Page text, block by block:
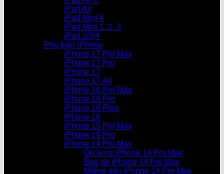
iPad Air
iPad Mini 4
iPad Mini 1, 2, 3
iPad 2/3/4
Phụ kiện iPhone
iPhone 17 Pro Max
iPhone 17 Pro
iPhone 17
iPhone 17 Air
iPhone 16 Pro Max
iPhone 16 Pro
iPhone 16 Plus
iPhone 16
iPhone 15 Pro Max
iPhone 15 Pro
iPhone 14 Pro Max
Ốp lưng iPhone 14 Pro Max
Bao da iPhone 14 Pro Max
Miếng dán iPhone 14 Pro Max